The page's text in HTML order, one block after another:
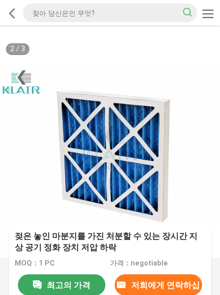
2/ 3
젖은 놓인 마분지를 가진 처분할 수 있는 장시간 지
상 공기 정화 장치 저압 하락
MOQ：1 PC 가격：negotiable
최고의 가격 저희에게 연락하십